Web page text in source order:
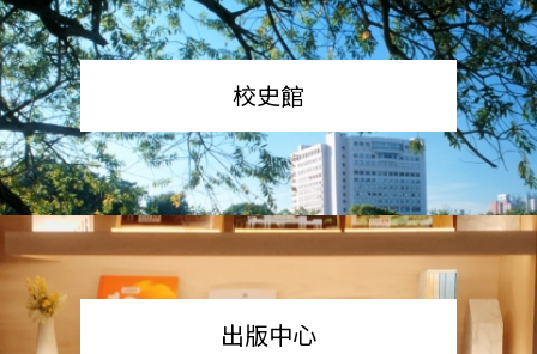
校史館
出版中心